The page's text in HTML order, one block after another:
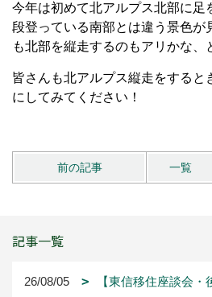
今年は初めて北アルプス北部に足
段登っている南部とは違う景色が
も北部を縦走するのもアリかな、
皆さんも北アルプス縦走をすると
にしてみてください！
前の記事 一覧
記事一覧
26/08/05
【東信移住座談会・